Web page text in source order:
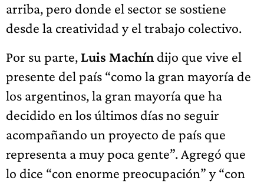
arriba, pero donde el sector se sostiene
desde la creatividad y el trabajo colectivo.
Por su parte, Luis Machín dijo que vive el
presente del país “como la gran mayoría de
los argentinos, la gran mayoría que ha
decidido en los últimos días no seguir
acompañando un proyecto de país que
representa a muy poca gente”. Agregó que
lo dice “con enorme preocupación” y “con